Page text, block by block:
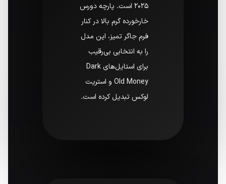
۲۰۲۵ است. پارچه دورس
خارخورده گرم بالا در کنار
فرم جاگر تمیز، این مدل
را به انتخابی بی‌رقیب
برای استایل‌های Dark
Old Money و استریت
لوکس تبدیل کرده است.